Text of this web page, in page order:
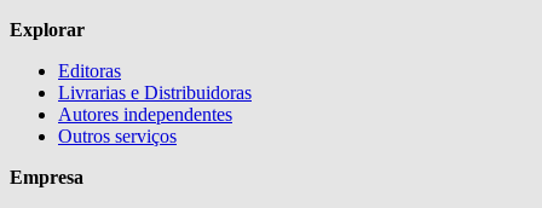
Explorar
Editoras
Livrarias e Distribuidoras
Autores independentes
Outros serviços
Empresa